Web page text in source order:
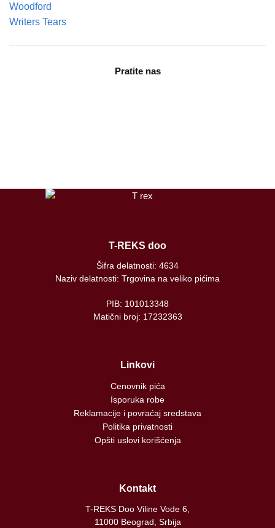
Woodford
Writers Tears
Pratite nas
T-REKS doo
Šifra delatnosti: 4634
Naziv delatnosti: Trgovina na veliko pićima
PIB: 101013348
Matični broj: 17232363
Linkovi
Cenovnik pića
Isporuka robe
Reklamacije i povraćaj sredstava
Politika privatnosti
Opšti uslovi korišćenja
Kontakt
T-REKS Doo Viline Vode 6,
11000 Beograd, Srbija